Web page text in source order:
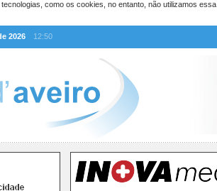
como os cookies, no entanto, não utilizamos
2026
12:50